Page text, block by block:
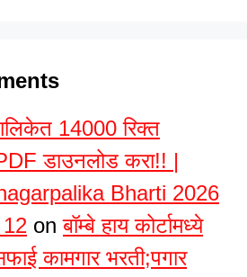
14000 रिक्त
डाउनलोड करा!! |
Bharti 2026
onबॉम्बे हाय कोर्टामध्ये
कामगार भरती;पगार